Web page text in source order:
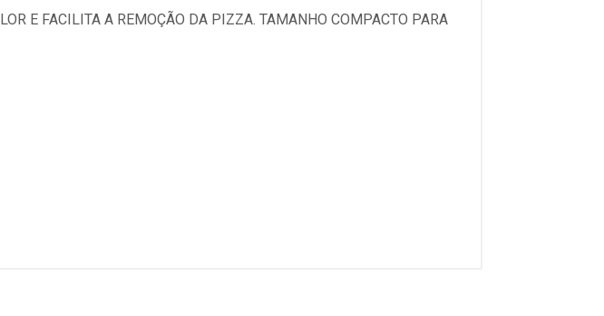
E FACILITA A REMOÇÃO DA PIZZA. TAMANHO COMPACTO PARA